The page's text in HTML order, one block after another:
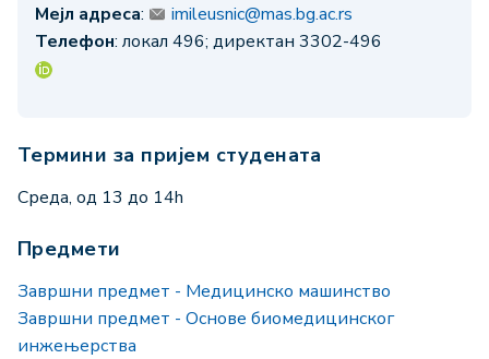
Мејл адреса:
imileusnic@mas.bg.ac.rs
Телефон: локал 496; директан 3302-496
Термини за пријем студената
Среда, од 13 до 14h
Предмети
Завршни предмет - Медицинско машинство
Завршни предмет - Основе биомедицинског
инжењерства